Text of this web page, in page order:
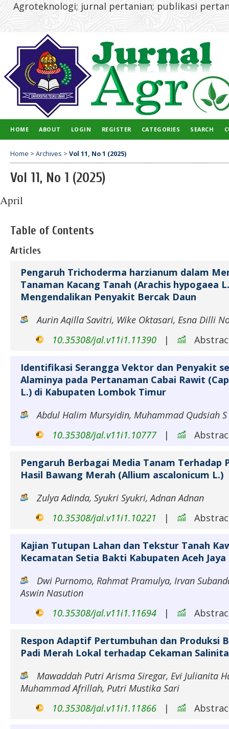
Agroteknologi; jurnal pertanian; publikasi
HOME ABOUT LOGIN REGISTER CATEGORIES SEARCH
Home > Archives > Vol 11, No 1 (2025)
Vol 11, No 1 (2025)
April
Table of Contents
Articles
Pengaruh Trichoderma harzianum dalam
Tanaman Kacang Tanah (Arachis hypogaea
Mengendalikan Penyakit Bercak Daun
Aurin Aqilla Savitri, Wike Oktasari, Esna Dilli
10.35308/jal.v11i1.11390
|
Identifikasi Serangga Vektor dan Penyakit
Alaminya pada Pertanaman Cabai Rawit
L.) di Kabupaten Lombok Timur
Abdul Halim Mursyidin, Muhammad Qudsiah S
10.35308/jal.v11i1.10777
|
Pengaruh Berbagai Media Tanam Terhadap
Hasil Bawang Merah (Allium ascalonicum L.)
Zulya Adinda, Syukri Syukri, Adnan Adnan
10.35308/jal.v11i1.10221
|
Kajian Tutupan Lahan dan Tekstur Tanah
Kecamatan Setia Bakti Kabupaten Aceh Jaya
Dwi Purnomo, Rahmat Pramulya, Irvan
Aswin Nasution
10.35308/jal.v11i1.11694
|
Respon Adaptif Pertumbuhan dan Produksi
Padi Merah Lokal terhadap Cekaman
Mawaddah Putri Arisma Siregar, Evi Julianita
Muhammad Afrillah, Putri Mustika Sari
10.35308/jal.v11i1.11866
|